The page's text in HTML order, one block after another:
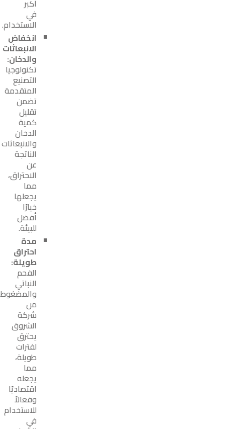
أكبر
في
الاستخدام.
انخفاض
الانبعاثات
والدخان:
تكنولوجيا
التصنيع
المتقدمة
تضمن
تقليل
كمية
الدخان
والانبعاثات
الناتجة
عن
الاحتراق،
مما
يجعلها
خيارًا
أفضل
للبيئة.
مدة
احتراق
طويلة:
الفحم
النباتي
والمضغوط
من
شركة
الشروق
يحترق
لفترات
طويلة،
مما
يجعله
اقتصاديًا
وفعالاً
للاستخدام
في